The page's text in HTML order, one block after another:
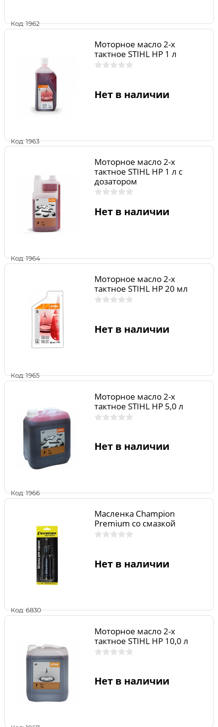
Код: 1962
Код: 1963
Моторное масло 2-х
тактное STIHL HP 1 л
Нет в наличии
Код: 1964
Моторное масло 2-х
тактное STIHL HP 1 л с
дозатором
Нет в наличии
Код: 1965
Моторное масло 2-х
тактное STIHL HP 20 мл
Нет в наличии
Код: 1966
Моторное масло 2-х
тактное STIHL HP 5,0 л
Нет в наличии
Код: 6830
Масленка Champion
Premium со смазкой
Нет в наличии
Моторное масло 2-х
тактное STIHL HP 10,0 л
Нет в наличии